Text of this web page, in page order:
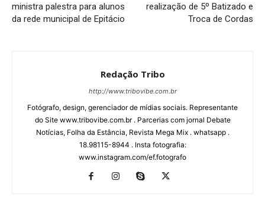
ministra palestra para alunos
da rede municipal de Epitácio
realização de 5º Batizado e
Troca de Cordas
Redação Tribo
http://www.tribovibe.com.br
Fotógrafo, design, gerenciador de mídias sociais. Representante
do Site www.tribovibe.com.br . Parcerias com jornal Debate
Notícias, Folha da Estância, Revista Mega Mix . whatsapp .
18.98115-8944 . Insta fotografia:
www.instagram.com/ef.fotografo